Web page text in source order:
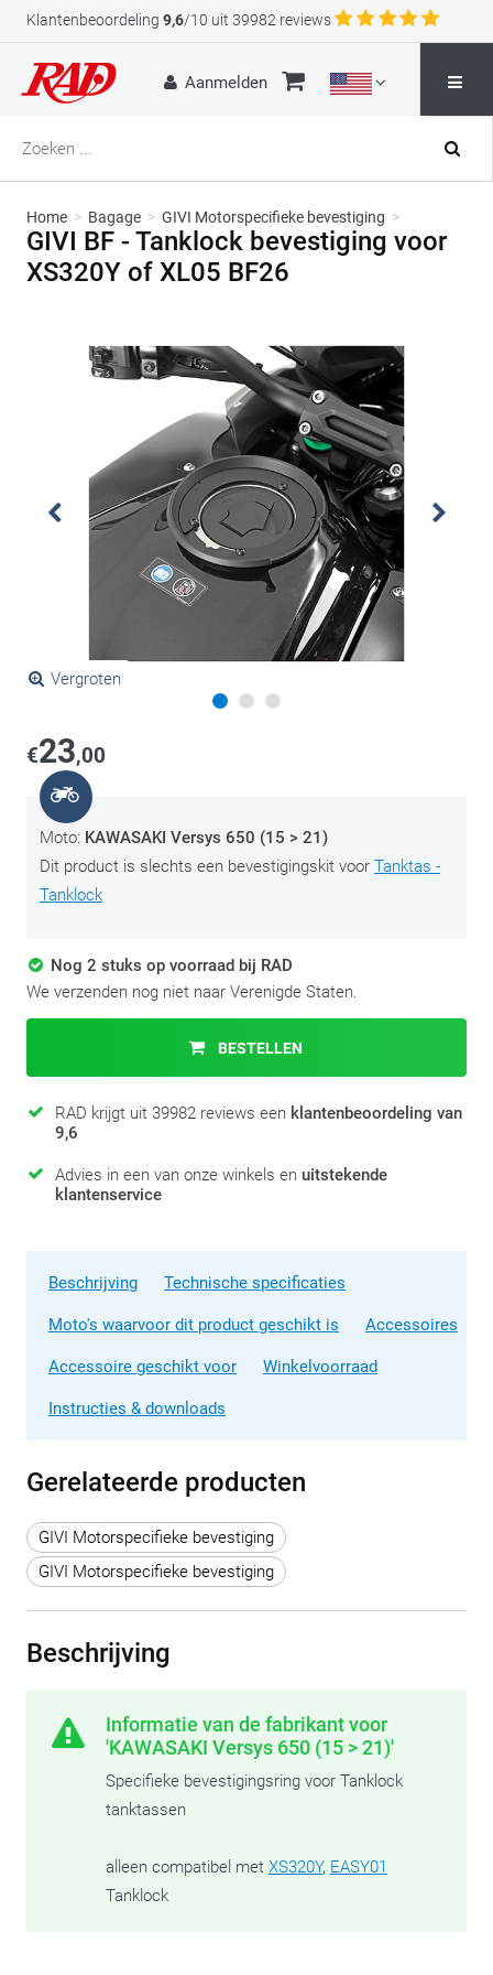
Klantenbeoordeling 9,6/10 uit 39982 reviews
Aanmelden
Home > Bagage > GIVI Motorspecifieke bevestiging >
GIVI BF - Tanklock bevestiging voor
XS320Y of XL05 BF26
Vergroten
€23,00
Moto: KAWASAKI Versys 650 (15 > 21)
Dit product is slechts een bevestigingskit voor Tanktas -
Tanklock
Nog 2 stuks op voorraad bij RAD
We verzenden nog niet naar Verenigde Staten.
BESTELLEN
RAD krijgt uit 39982 reviews een klantenbeoordeling van
9,6
Advies in een van onze winkels en uitstekende
klantenservice
Beschrijving Technische specificaties
Moto's waarvoor dit product geschikt is Accessoires
Accessoire geschikt voor Winkelvoorraad
Instructies & downloads
Gerelateerde producten
GIVI Motorspecifieke bevestiging
GIVI Motorspecifieke bevestiging
Beschrijving
Informatie van de fabrikant voor
'KAWASAKI Versys 650 (15 > 21)'
Specifieke bevestigingsring voor Tanklock
tanktassen
alleen compatibel met XS320Y, EASY01
Tanklock